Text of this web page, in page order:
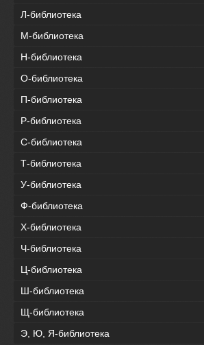
Л-библиотека
М-библиотека
Н-библиотека
О-библиотека
П-библиотека
Р-библиотека
С-библиотека
Т-библиотека
У-библиотека
Ф-библиотека
Х-библиотека
Ч-библиотека
Ц-библиотека
Ш-библиотека
Щ-библиотека
Э, Ю, Я-библиотека